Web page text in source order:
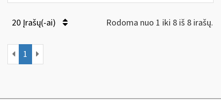
20 Įrašų(-ai) Rodoma nuo 1 iki 8 iš 8 irašų.
1